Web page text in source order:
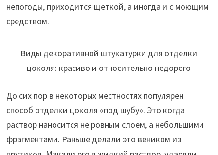
непогоды, приходится щеткой, а иногда и с моющим
средством.
Виды декоративной штукатурки для отделки
цоколя: красиво и относительно недорого
До сих пор в некоторых местностях популярен
способ отделки цоколя «под шубу». Это когда
раствор наносится не ровным слоем, а небольшими
фрагментами. Раньше делали это веником из